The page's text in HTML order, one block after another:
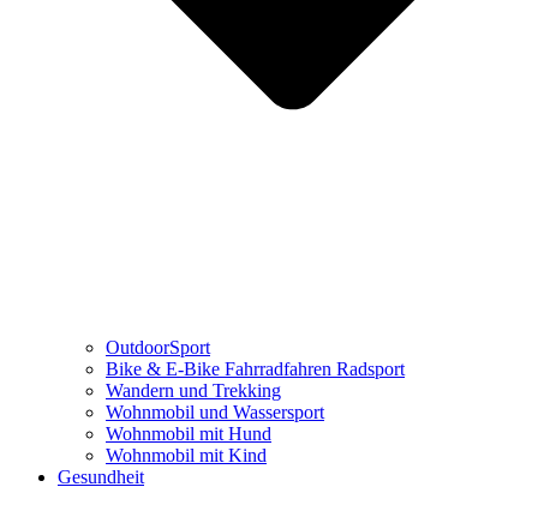
OutdoorSport
Bike & E-Bike Fahrradfahren Radsport
Wandern und Trekking
Wohnmobil und Wassersport
Wohnmobil mit Hund
Wohnmobil mit Kind
Gesundheit